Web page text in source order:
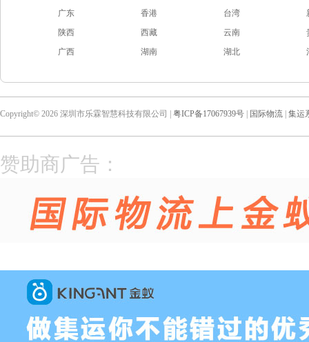
广东 香港 台湾
陕西
西藏 云南
广西
湖南 湖北
Copyright© 2026 深圳市乐霖智慧科技有限公司 | 粤ICP备17067939号 国际物流 集运
赞助商广告：